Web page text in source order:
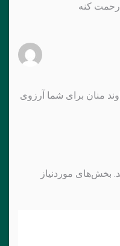
رحمت کنه
منان برای شما آرزوی
بخش‌های موردنیاز